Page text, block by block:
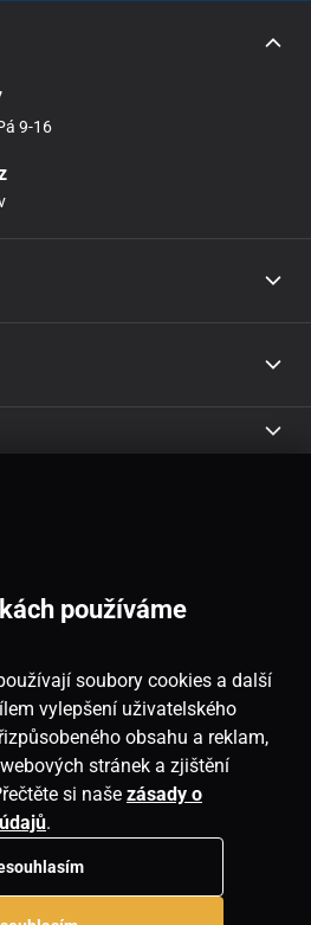
9-16
osobních údajů
používáme
soubory cookies a další
vylepšení uživatelského
obsahu a reklam,
stránek a zjištění
si naše zásady o
.